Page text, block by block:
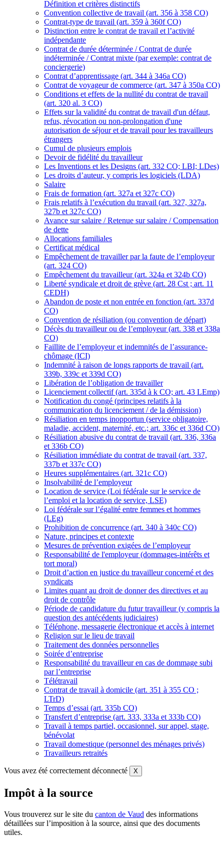
Définition et critères distinctifs
Convention collective de travail (art. 356 à 358 CO)
Contrat-type de travail (art. 359 à 360f CO)
Distinction entre le contrat de travail et l’activité
indépendante
Contrat de durée déterminée / Contrat de durée
indéterminée / Contrat mixte (par exemple: contrat de
conciergerie)
Contrat d’apprentissage (art. 344 à 346a CO)
Contrat de voyageur de commerce (art. 347 à 350a CO)
Conditions et effets de la nullité du contrat de travail
(art. 320 al. 3 CO)
Effets sur la validité du contrat de travail d'un défaut,
refus, révocation ou non-prolongation d'une
autorisation de séjour et de travail pour les travailleurs
étrangers
Cumul de plusieurs emplois
Devoir de fidélité du travailleur
Les Inventions et les Designs (art. 332 CO; LBI; LDes)
Les droits d’auteur, y compris les logiciels (LDA)
Salaire
Frais de formation (art. 327a et 327c CO)
Frais relatifs à l’exécution du travail (art. 327, 327a,
327b et 327c CO)
Avance sur salaire / Retenue sur salaire / Compensation
de dette
Allocations familiales
Certificat médical
Empêchement de travailler par la faute de l’employeur
(art. 324 CO)
Empêchement du travailleur (art. 324a et 324b CO)
Liberté syndicale et droit de grève (art. 28 Cst ; art. 11
CEDH)
Abandon de poste et non entrée en fonction (art. 337d
CO)
Convention de résiliation (ou convention de départ)
Décès du travailleur ou de l’employeur (art. 338 et 338a
CO)
Faillite de l’employeur et indemnités de l’assurance-
chômage (ICI)
Indemnité à raison de longs rapports de travail (art.
339b, 339c et 339d CO)
Libération de l’obligation de travailler
Licenciement collectif (art. 335d à k CO; art. 43 LEmp)
Notification du congé (principes relatifs à la
communication du licenciement / de la démission)
Résiliation en temps inopportun (service obligatoire,
maladie, accident, maternité, etc.; art. 336c et 336d CO)
Résiliation abusive du contrat de travail (art. 336, 336a
et 336b CO)
Résiliation immédiate du contrat de travail (art. 337,
337b et 337c CO)
Heures supplémentaires (art. 321c CO)
Insolvabilité de l’employeur
Location de service (Loi fédérale sur le service de
l’emploi et la location de service, LSE)
Loi fédérale sur l’égalité entre femmes et hommes
(LEg)
Prohibition de concurrence (art. 340 à 340c CO)
Nature, principes et contexte
Mesures de prévention exigées de l’employeur
Responsabilité de l'employeur (dommages-intérêts et
tort moral)
Droit d’action en justice du travailleur concerné et des
syndicats
Limites quant au droit de donner des directives et au
droit de contrôle
Période de candidature du futur travailleur (y compris la
question des antécédents judiciaires)
Téléphone, messagerie électronique et accès à internet
Religion sur le lieu de travail
Traitement des données personnelles
Soirée d’entreprise
Responsabilité du travailleur en cas de dommage subi
par l’entreprise
Télétravail
Contrat de travail à domicile (art. 351 à 355 CO ;
LTrD)
Temps d’essai (art. 335b CO)
Transfert d’entreprise (art. 333, 333a et 333b CO)
Travail à temps partiel, occasionnel, sur appel, stage,
bénévolat
Travail domestique (personnel des ménages privés)
Travailleurs retraités
Vous avez été correctement déconnecté X
Impôt à la source
Vous trouverez sur le site du canton de Vaud des informations
détaillées sur l’imposition à la source, ainsi que des documents
utiles.